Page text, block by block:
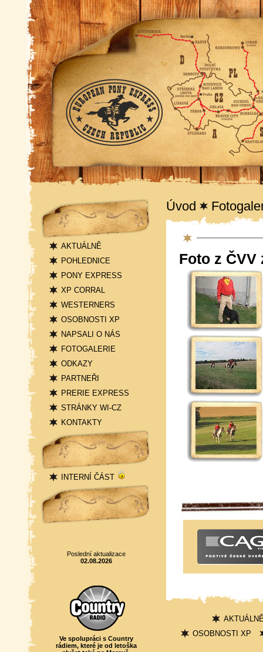
Navigace
AKTUÁLNĚ
POHLEDNICE
PONY EXPRESS
XP CORRAL
WESTERNERS
OSOBNOSTI XP
NAPSALI O NÁS
FOTOGALERIE
ODKAZY
PARTNEŘI
PRERIE EXPRESS
STRÁNKY WI-CZ
KONTAKTY
Přihlášení
INTERNÍ ČÁST
Statistika
Poslední aktualizace
02.08.2026
Ve spolupráci s Country
rádiem, které je od letoška
Úvod
Fotogalerie
Foto z
OSOBNOSTI XP